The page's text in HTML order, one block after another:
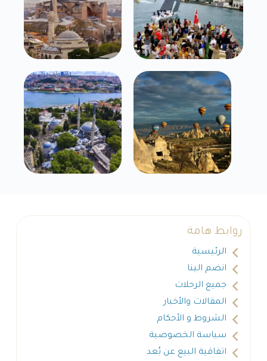
روابط هامة
الرئيسية
انضم الينا
جميع الرحلات
المقالات والأخبار
الشروط و الأحكام
سياسة الخصوصية
اتفاقية البيع عن بُعد